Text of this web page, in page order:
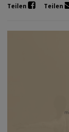
Teilen Teilen